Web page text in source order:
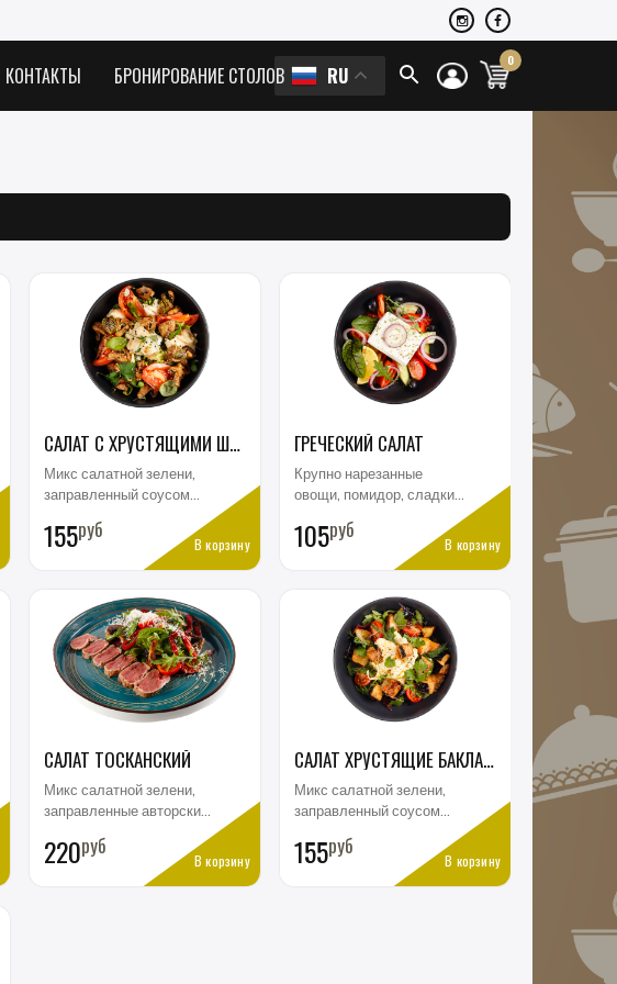
КОНТАКТЫ БРОНИРОВАНИЕ СТОЛОВ RU
0
САЛАТ С ХРУСТЯЩИМИ ШАМПИНЬОНАМИ
Микс салатной зелени,
заправленный соусом
шампиньоны с фирменной
заправкой , мясистые
Буффало
155руб
В корзину
ГРЕЧЕСКИЙ САЛАТ
Крупно нарезанные
овощи, помидор, сладкий
красного лука,
заправленные оливковым
сыр фета, орегано и
долька лимона Greek
vegetables: tomato, sweet
pepper, cucumber, red
onion rings, dressed with
olive oil, Kalamata olives,
a wedge of lemon
105руб
В корзину
САЛАТ ТОСКАНСКИЙ
Микс салатной зелени,
заправленные авторским
говяжья прожарки
MEDIUM, сладкий перец,
220руб
В корзину
САЛАТ ХРУСТЯЩИЕ БАКЛАЖАНЫ С ТОМАТАМИ
Микс салатной зелени,
заправленный соусом
баклажан, мясистые
томаты и моцарелла
155руб
В корзину